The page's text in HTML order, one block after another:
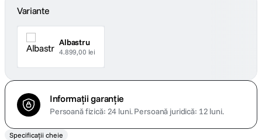
Variante
Albastru
4.899,00 lei
Informații garanție
Persoană fizică: 24 luni.Persoană juridică: 12 luni.
Specificații cheie